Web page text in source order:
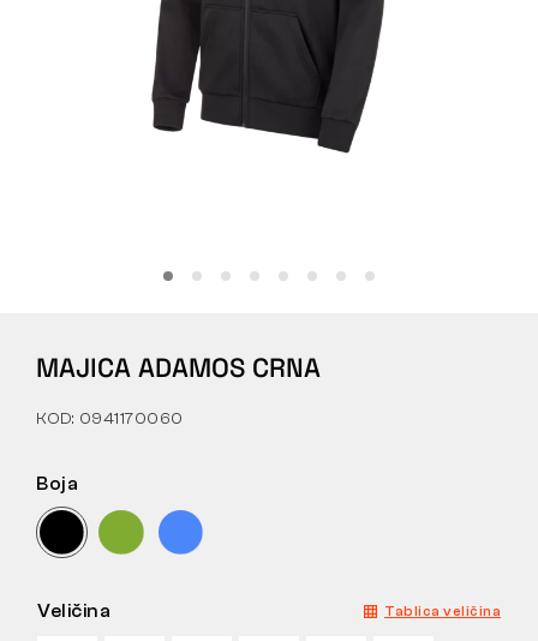
Obuća za slobodno vrijeme
O NAMA
ČLANCI
LABORATORIJ BENNON
TRGOVINA I BISTRO
MAJICA ADAMOS CRNA
KOD: 0941170060
Boja
Veličina Tablica veličina